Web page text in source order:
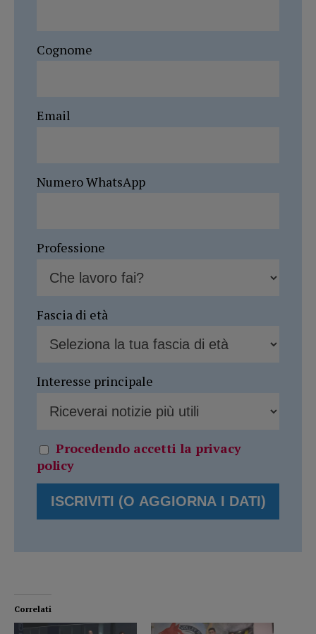
Cognome
Email
Numero WhatsApp
Professione
Fascia di età
Interesse principale
Procedendo accetti la privacy
policy
Correlati